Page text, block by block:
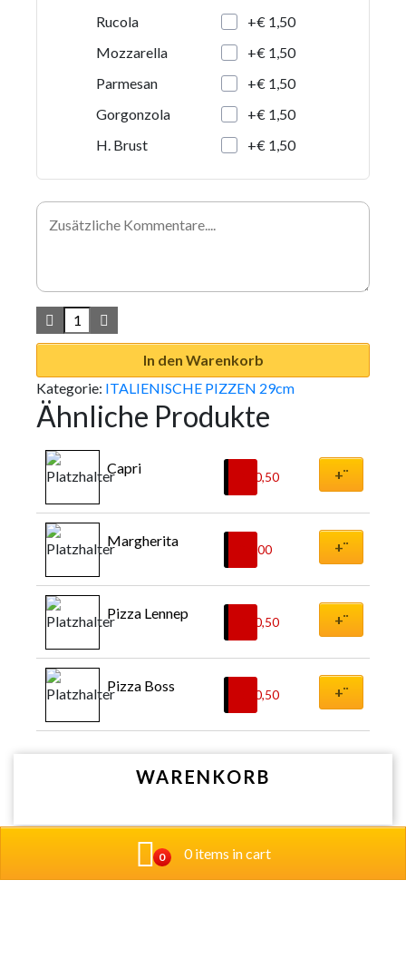
0 0 items in cart
Rucola
+€ 1,50
Mozzarella
+€ 1,50
Parmesan
+€ 1,50
Gorgonzola
+€ 1,50
H. Brust
+€ 1,50
In den Warenkorb
Kategorie: ITALIENISCHE PIZZEN 29cm
Ähnliche Produkte
Capri
10,50 +¨
Margherita
8,00 +¨
Pizza Lennep
10,50 +¨
Pizza Boss
10,50 +¨
WARENKORB